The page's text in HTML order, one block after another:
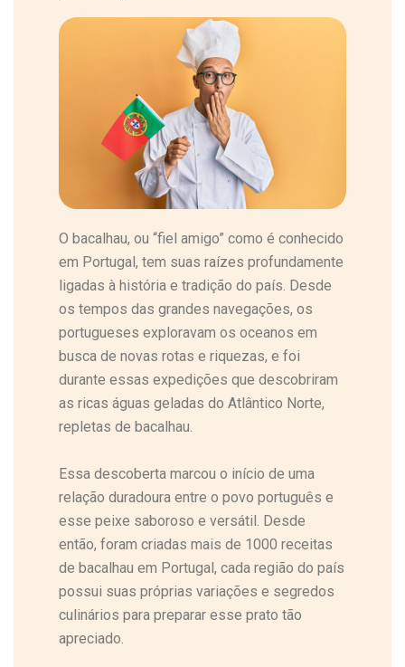
O bacalhau, ou “fiel amigo” como é conhecido
em Portugal, tem suas raízes profundamente
ligadas à história e tradição do país. Desde
os tempos das grandes navegações, os
portugueses exploravam os oceanos em
busca de novas rotas e riquezas, e foi
durante essas expedições que descobriram
as ricas águas geladas do Atlântico Norte,
repletas de bacalhau.
Essa descoberta marcou o início de uma
relação duradoura entre o povo português e
esse peixe saboroso e versátil. Desde
então, foram criadas mais de 1000 receitas
de bacalhau em Portugal, cada região do país
possui suas próprias variações e segredos
culinários para preparar esse prato tão
apreciado.